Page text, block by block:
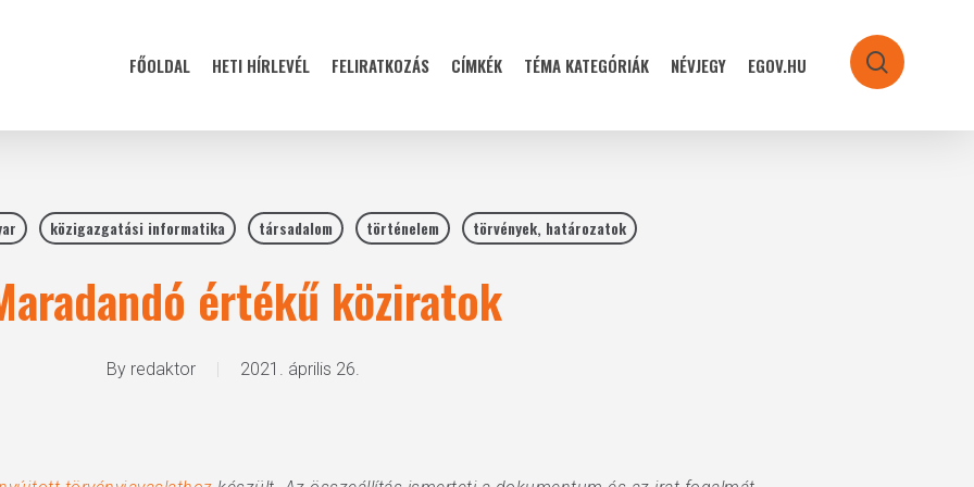
FŐOLDAL HETI HÍRLEVÉL FELIRATKOZÁS CÍMKÉK TÉMA KATEGÓRIÁK NÉVJEGY EGOV.HU search
közigazgatási informatika társadalom történelem törvények, határozatok
értékű köziratok
By redaktor 2021. április 26.